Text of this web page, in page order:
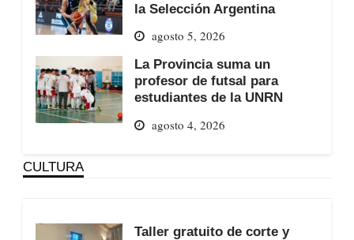
la Selección Argentina
agosto 5, 2026
La Provincia suma un
profesor de futsal para
estudiantes de la UNRN
agosto 4, 2026
CULTURA
Taller gratuito de corte y